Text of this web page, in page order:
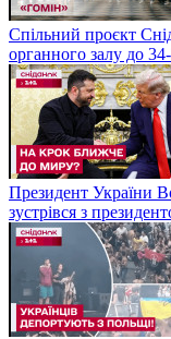
Спільний проєкт
органного залу до
Президент України
зустрівся з